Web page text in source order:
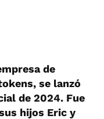
de
se lanzó
de 2024. Fue
hijos Eric y